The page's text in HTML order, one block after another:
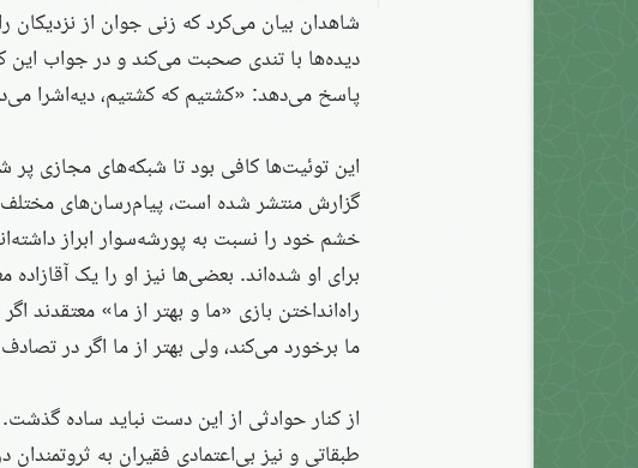
شاهدان بیان می‌کرد که زنی جوان از نزدیکان
دیده‌ها با تندی صحبت می‌کند و در جواب این
پاسخ می‌دهد: «کشتیم که کشتیم، دیه‌اشرا
این توئیت‌ها کافی بود تا شبکه‌های مجازی پر
گزارش منتشر شده است، پیام‌رسان‌های
خشم خود را نسبت به پورشه‌سوار ابراز
برای او شده‌اند. بعضی‌ها نیز او را یک آقازاده
راه‌انداختن بازی «ما و بهتر از ما» معتقدند
ما برخورد می‌کند، ولی بهتر از ما اگر در
از کنار حوادثی از این دست نباید ساده
طبقاتی و نیز بی‌اعتمادی فقیران به